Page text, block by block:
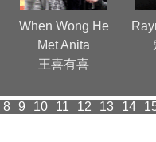
When Wong He
Met Anita
王喜有喜
8 9 10 11 12 13 14